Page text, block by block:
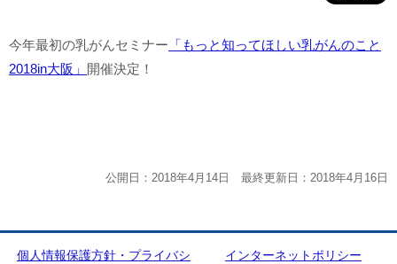
今年最初の乳がんセミナー 「もっと知ってほしい乳がんのこと
2018in大阪」 開催決定！
公開日：2018年4月14日 最終更新日：2018年4月16日
個人情報保護方針・プライバシ
インターネットポリシー